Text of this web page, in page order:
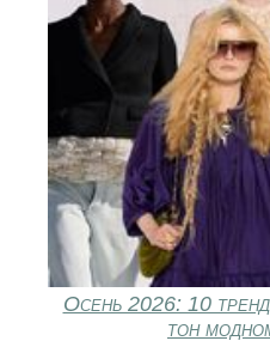
Осень 2026: 10
тон